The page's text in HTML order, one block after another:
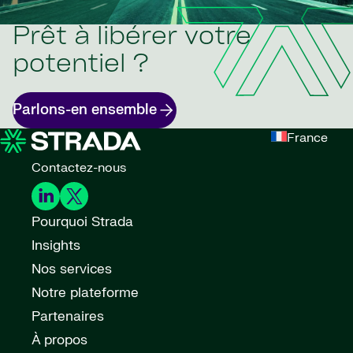
Prêt à libérer votre
potentiel ?
Parlons-en ensemble
France
Contactez-nous
Pourquoi Strada
Insights
Nos services
Notre plateforme
Partenaires
À propos